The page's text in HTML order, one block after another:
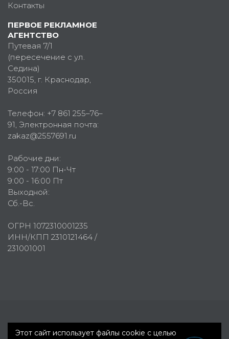
Контакты
ПЕРВОЕ РЕКЛАМНОЕ
АГЕНТСТВО
Путевая 7/1
(пересечение с ул.
Седина)
350015, г. Краснодар,
Россия
Телефон: +7 861 255–76–
91, Электронная почта:
zakaz@2557691.ru
Рабочие дни:
9:00 - 17:00 Пн-Чт
9:00 - 16:00 Пт
Выходной:
Сб.-Вс.
ОГРН 1072310001235
ИНН/КПП 2310121464 /
231001001
Этот сайт использует файлы cookie с целью